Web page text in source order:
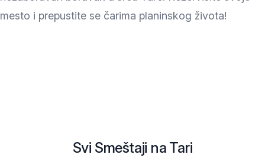
mesto i prepustite se čarima planinskog života!
Svi Smeštaji na Tari